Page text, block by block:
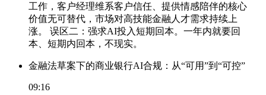
工作，客户经理维系客户信任、提供情感陪伴的核心
价值无可替代，市场对高技能金融人才需求持续上
涨。 误区二：强求AI投入短期回本。一年内就要回
本、短期内回本，不现实。
金融法草案下的商业银行AI合规：从“可用”到“可控”
09:16